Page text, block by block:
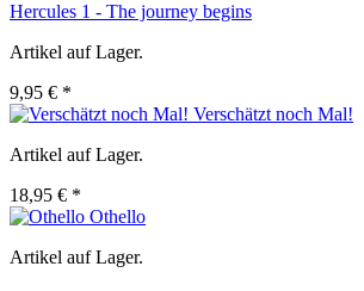
Hercules 1 - The journey begins
Artikel auf Lager.
9,95 € *
Verschätzt noch Mal!
Artikel auf Lager.
18,95 € *
Othello
Artikel auf Lager.